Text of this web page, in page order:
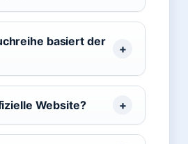
basiert der
Website?